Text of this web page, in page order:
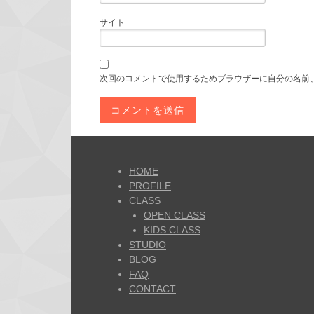
サイト
次回のコメントで使用するためブラウザーに自分の名前
HOME
PROFILE
CLASS
OPEN CLASS
KIDS CLASS
STUDIO
BLOG
FAQ
CONTACT